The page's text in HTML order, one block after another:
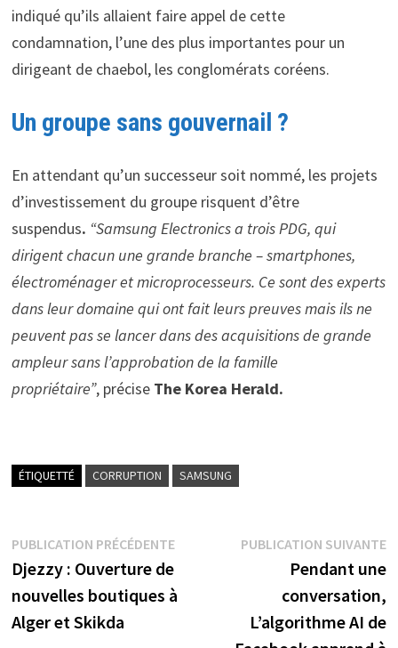
indiqué qu’ils allaient faire appel de cette
condamnation, l’une des plus importantes pour un
dirigeant de chaebol, les conglomérats coréens.
Un groupe sans gouvernail ?
En attendant qu’un successeur soit nommé, les projets
d’investissement du groupe risquent d’être
suspendus. “Samsung Electronics a troisPDG, qui
dirigent chacun une grande branche –smartphones,
électroménager et microprocesseurs. Ce sont des experts
dans leur domaine qui ont fait leurs preuves mais ils ne
peuvent pas se lancer dans des acquisitions de grande
ampleur sans l’approbation de la famille
propriétaire”, précise The Korea Herald.
ÉTIQUETTÉ CORRUPTION SAMSUNG
Navigation
de
l’article
PUBLICATION PRÉCÉDENTEPublication
précédente :
Djezzy : Ouverture de
nouvelles boutiques à
Alger et Skikda
PUBLICATION SUIVANTE
Pendant une
conversation,
L’algorithme AI de